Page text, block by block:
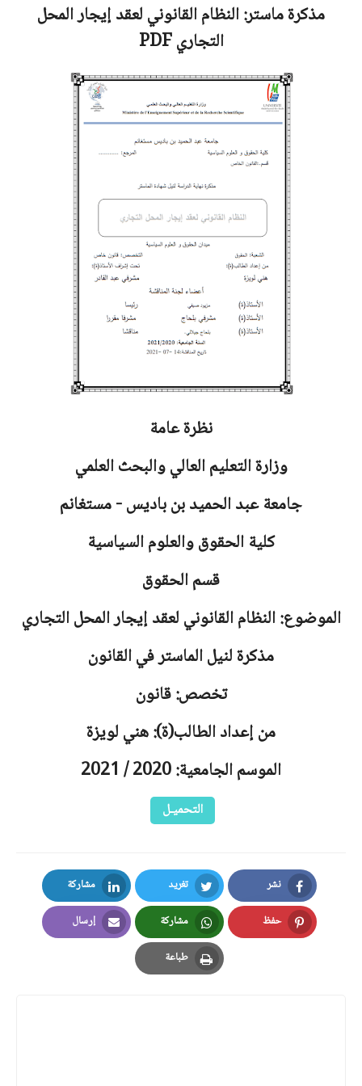
مذكرة ماستر:النظام القانوني لعقد إيجار المحل
التجاريPDF
نظرة عامة
وزارة التعليم العالي والبحث العلمي
جامعةعبد الحميد بن باديس - مستغانم
كلية الحقوق والعلوم السياسية
قسم الحقوق
الموضوع:النظام القانوني لعقد إيجار المحل التجاري
مذكرة لنيل الماستر في القانون
تخصص: قانون
من إعداد الطالب(ة): هني لويزة
الموسم الجامعية: 2020 / 2021
التحميـل
نشر
Facebook
تغريد
Twitter
مشاركة
LinkedIn
حفظ
Pinterest
مشاركة
Whatsapp
إرسال
Email
طباعة
Print